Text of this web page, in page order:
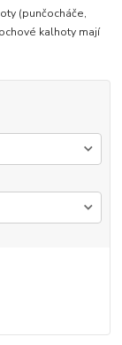
(punčocháče,
kalhoty mají